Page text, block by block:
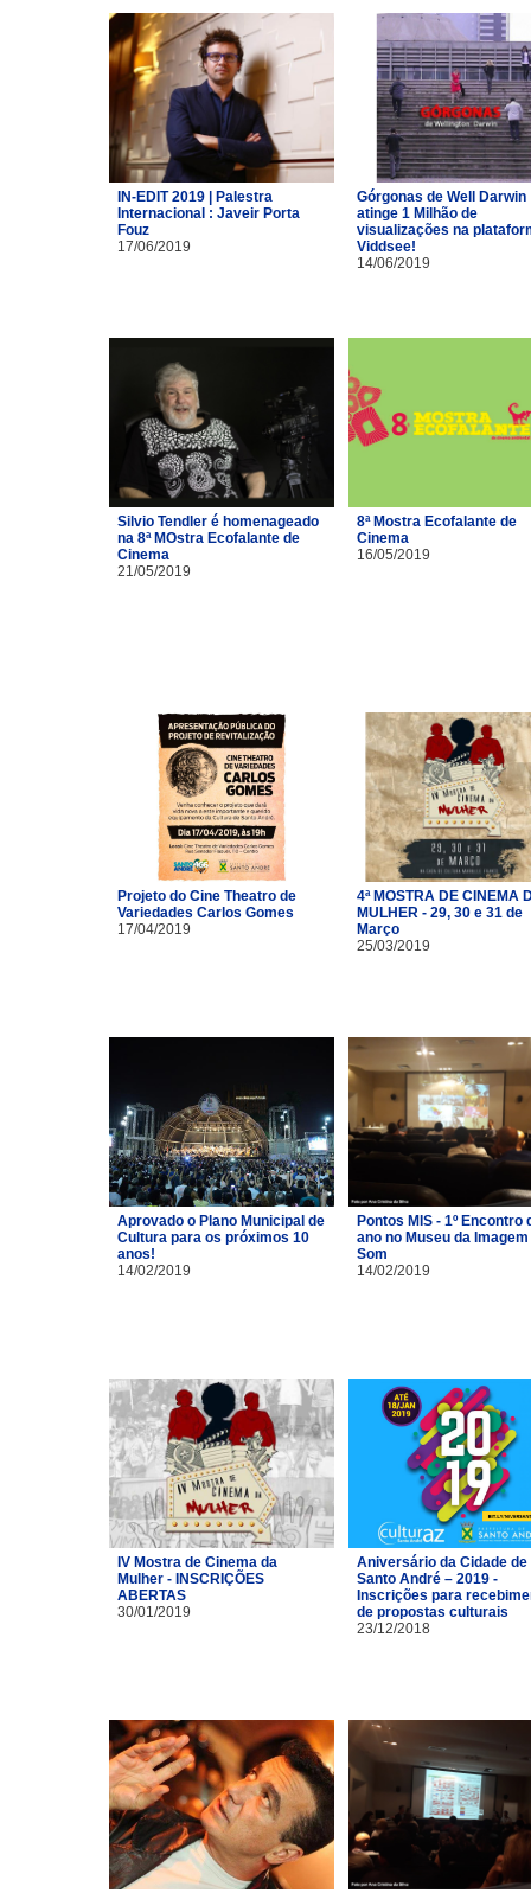
IN-EDIT 2019 | Palestra
Internacional : Javeir Porta
Fouz
17/06/2019
Górgonas de Well Darwin
atinge 1 Milhão de
visualizações na
Viddsee!
14/06/2019
Silvio Tendler é homenageado
na 8ª MOstra Ecofalante de
Cinema
21/05/2019
8ª Mostra Ecofalante de
Cinema
16/05/2019
Projeto do Cine Theatro de
Variedades Carlos Gomes
17/04/2019
4ª MOSTRA DE CINEMA
MULHER - 29, 30 e 31 de
Março
25/03/2019
Aprovado o Plano Municipal de
Cultura para os próximos 10
anos!
14/02/2019
Pontos MIS - 1º Encontro
ano no Museu da Imagem
Som
14/02/2019
IV Mostra de Cinema da
Mulher - INSCRIÇÕES
ABERTAS
30/01/2019
Aniversário da Cidade de
Santo André – 2019 -
Inscrições para
de propostas culturais
23/12/2018